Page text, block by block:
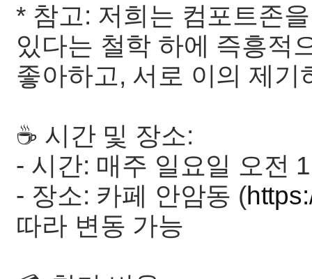
* 참고: 저희는 컴포트존
있다는 철학 하에 즉흥적
좋아하고, 서로 이의 제
☕️ 시간 및 장소:
- 시간: 매주 일요일 오전
- 장소: 카페 안암동 (
따라 변동 가능